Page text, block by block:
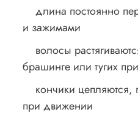
длина постоянно
и зажимами
волосы
брашинге или тугих
кончики цепляются,
при движении